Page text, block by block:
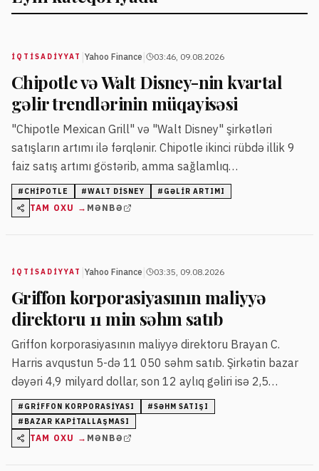
İQTISADIYYAT Yahoo Finance 03:46, 09.08.2026
Chipotle və Walt Disney-nin kvartal
gəlir trendlərinin müqayisəsi
"Chipotle Mexican Grill" və "Walt Disney" şirkətləri
satışların artımı ilə fərqlənir. Chipotle ikinci rübdə illik 9
faiz satış artımı göstərib, amma sağlamlıq
xəbərdarlıqları onun səhmlərinə təzyiq edib.
# CHIPOTLE #WALT DISNEY # GƏLIR ARTIMI
TAM OXU → MƏNBƏ
İQTISADIYYAT Yahoo Finance 03:35, 09.08.2026
Griffon korporasiyasının maliyyə
direktoru 11 min səhm satıb
Griffon korporasiyasının maliyyə direktoru Brayan C.
Harris avqustun 5-də 11 050 səhm satıb. Şirkətin bazar
dəyəri 4,9 milyard dollar, son 12 aylıq gəliri isə 2,5
milyard dollar səviyyəsindədir.
# GRIFFON KORPORASIYASI #SƏHM SATIŞI
# BAZAR KAPITALLAŞMASI
TAM OXU → MƏNBƏ